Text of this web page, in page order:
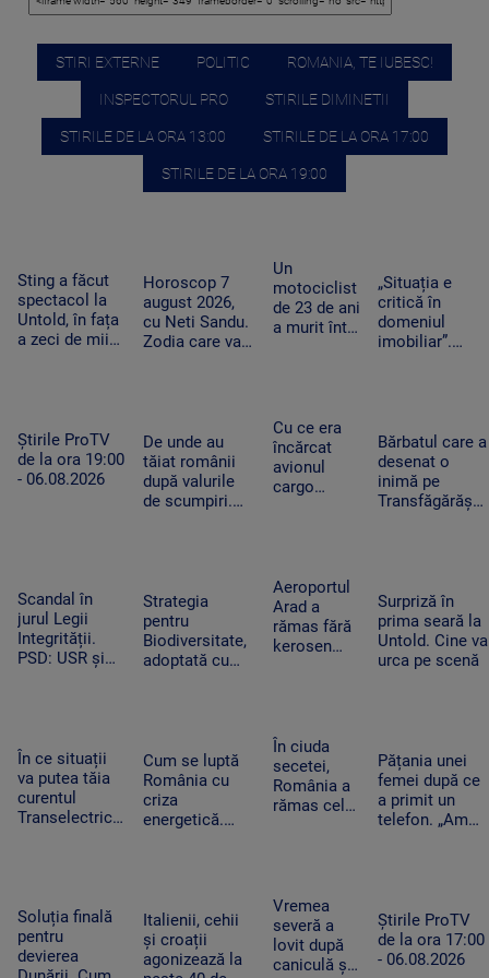
STIRI EXTERNE POLITIC ROMANIA, TE IUBESC!
INSPECTORUL PRO STIRILE DIMINETII
STIRILE DE LA ORA 13:00 STIRILE DE LA ORA 17:00
STIRILE DE LA ORA 19:00
Sting a făcut
spectacol la
Untold, în fața
a zeci de mii
limba română
Horoscop 7
august 2026,
cu Neti Sandu.
Zodia care va
Un
motociclist
de 23 de ani
a murit într-
permis, iar
vehiculul nu
era
înmatriculat
„Situația e
critică în
domeniul
imobiliar”.
cauza
blocajului de la
ANCPI
Știrile ProTV
de la ora 19:00
- 06.08.2026
De unde au
tăiat românii
după valurile
de scumpiri.
cumpărături
Cu ce era
încărcat
avionul
cargo
dronă cu
bombă pe
aeroportul
din Leipzig
Bărbatul care a
desenat o
inimă pe
Transfăgărășan
singurul”
Scandal în
jurul Legii
Integrității.
PSD: USR și
Strategia
pentru
Biodiversitate,
adoptată cu
amendamente”
Aeroportul
Arad a
rămas fără
kerosen
combustibil
nu a ajuns
la timp
Surpriză în
prima seară la
Untold. Cine va
urca pe scenă
În ce situații
va putea tăia
curentul
Transelectrica.
industriali”
Cum se luptă
România cu
criza
energetică.
trebuie să ne
întoarcem în
beznă”
În ciuda
secetei,
România a
rămas cel
Recoltele
au atins
niveluri
record
Pățania unei
femei după ce
a primit un
telefon. „Am
așa ceva”
Soluția finală
pentru
devierea
Italienii, cehii
și croații
agonizează la
Vremea
severă a
lovit după
caniculă și
Știrile ProTV
de la ora 17:00
- 06.08.2026